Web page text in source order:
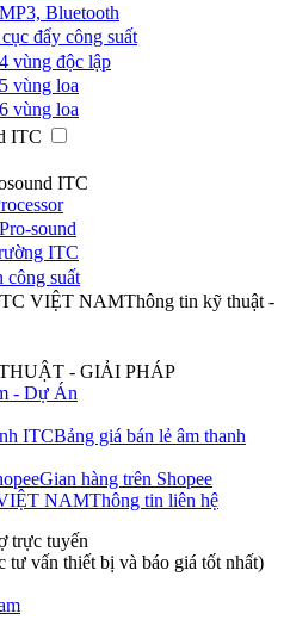
Bluetooth
đẩy công suất
vùng độc lập
vùng loa
vùng loa
ITC
ITC
sound
ITC
công suất
Thông tin kỹ thuật -
- GIẢI PHÁP
- Dự Án
Bảng giá bán lẻ âm thanh
Gian hàng trên Shopee
Thông tin liên hệ
vấn thiết bị và báo giá tốt nhất)